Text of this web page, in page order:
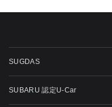
SUGDAS
SUBARU 認定U-Car